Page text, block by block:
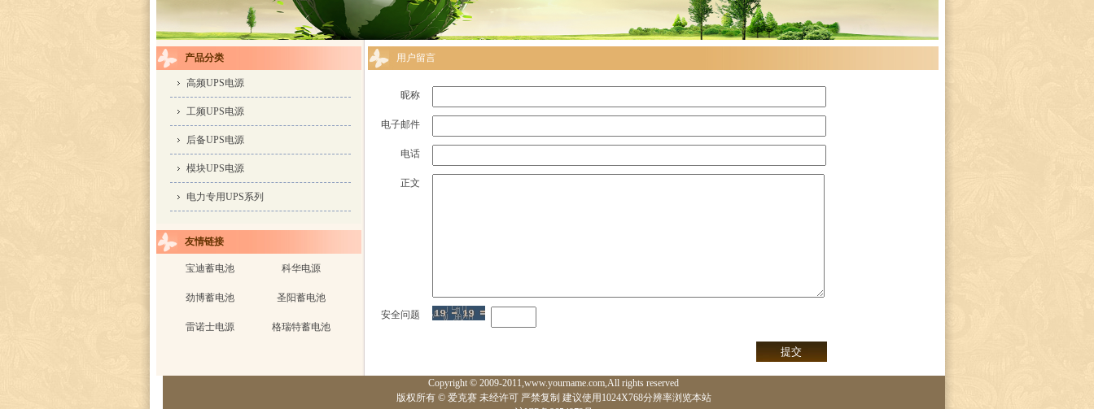
产品分类
高频UPS电源
工频UPS电源
后备UPS电源
模块UPS电源
电力专用UPS系列
友情链接
宝迪蓄电池 科华电源
劲博蓄电池 圣阳蓄电池
雷诺士电源 格瑞特蓄电池
用户留言
昵称
电子邮件
电话
正文
安全问题
Copyright © 2009-2011,www.yourname.com,All rights reserved
版权所有 © 爱克赛 未经许可 严禁复制 建议使用1024X768分辨率浏览本站